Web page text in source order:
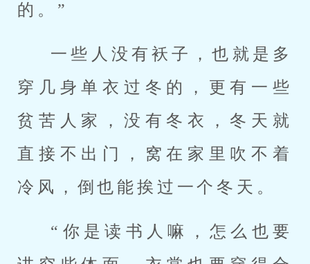
的。”
一些人没有袄子，也就是多
穿几身单衣过冬的，更有一些
贫苦人家，没有冬衣，冬天就
直接不出门，窝在家里吹不着
冷风，倒也能挨过一个冬天。
“你是读书人嘛，怎么也要